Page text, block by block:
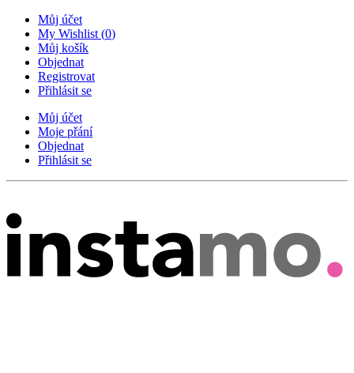
Můj účet
My Wishlist (0)
Můj košík
Objednat
Registrovat
Přihlásit se
Můj účet
Moje přání
Objednat
Přihlásit se